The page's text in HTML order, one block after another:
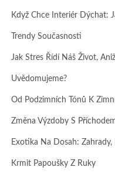
Když Chce Interiér Dýchat:
Trendy Současnosti
Jak Stres Řídí Náš Život,
Uvědomujeme?
Od Podzimních Tónů K
Změna Výzdoby S
Exotika Na Dosah: Zahrady,
Krmit Papoušky Z Ruky